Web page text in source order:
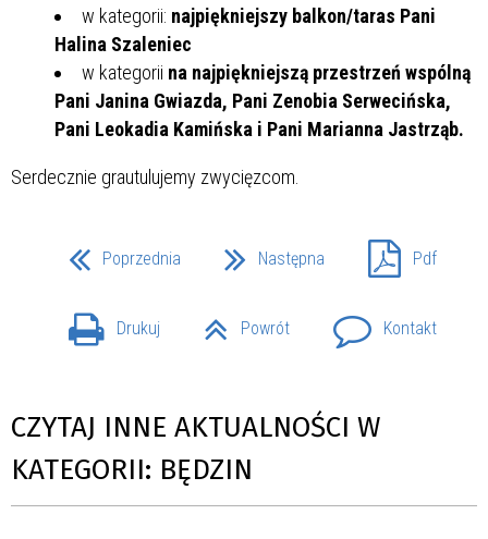
w kategorii: najpiękniejszy balkon/taras Pani
Halina Szaleniec
w kategorii na najpiękniejszą przestrzeń wspólną
Pani Janina Gwiazda, Pani Zenobia Serwecińska,
Pani Leokadia Kamińska i Pani Marianna Jastrząb.
Serdecznie grautulujemy zwycięzcom.
Poprzednia Następna Pdf
Drukuj Powrót Kontakt
CZYTAJ INNE AKTUALNOŚCI W
KATEGORII: BĘDZIN